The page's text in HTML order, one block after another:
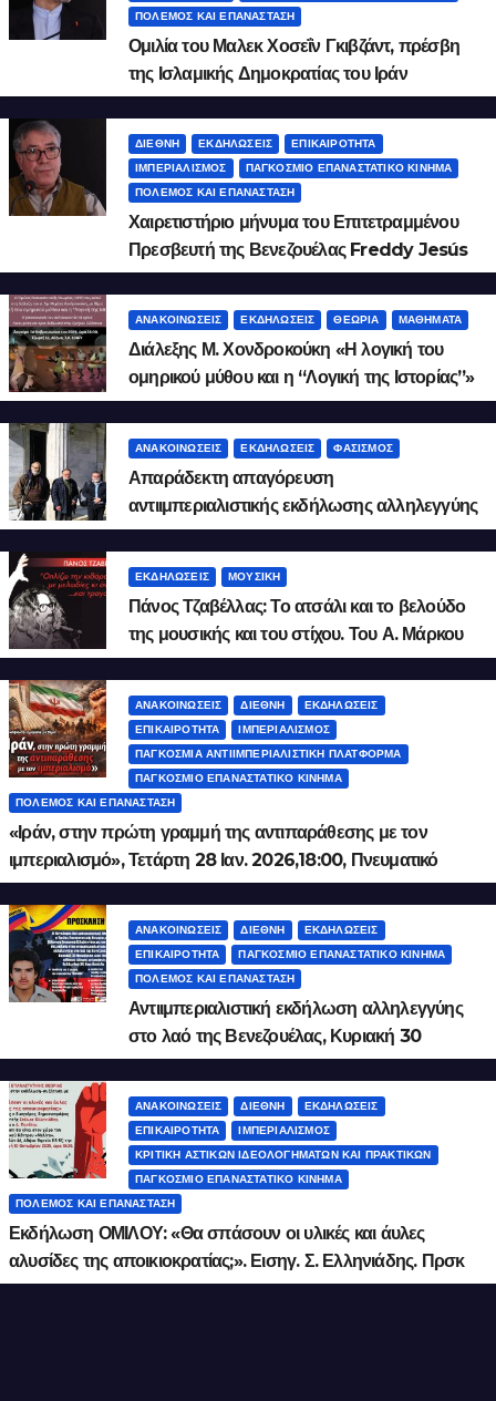
ΠΌΛΕΜΟΣ ΚΑΙ ΕΠΑΝΆΣΤΑΣΗ
Ομιλία του Μαλεκ Χοσεΐν Γκιβζάντ, πρέσβη
της Ισλαμικής Δημοκρατίας του Ιράν
ΔΙΕΘΝΉ ΕΚΔΗΛΏΣΕΙΣ
ΕΠΙΚΑΙΡΌΤΗΤΑ
ΙΜΠΕΡΙΑΛΙΣΜΌΣ
ΠΑΓΚΌΣΜΙΟ ΕΠΑΝΑΣΤΑΤΙΚΌ ΚΊΝΗΜΑ
ΠΌΛΕΜΟΣ ΚΑΙ ΕΠΑΝΆΣΤΑΣΗ
Χαιρετιστήριο μήνυμα του Επιτετραμμένου
Πρεσβευτή της Βενεζουέλας Freddy Jesús
Fernández Torres
ΑΝΑΚΟΙΝΏΣΕΙΣ ΕΚΔΗΛΏΣΕΙΣ ΘΕΩΡΊΑ ΜΑΘΉΜΑΤΑ
Διάλεξης Μ. Χονδροκούκη «Η λογική του
ομηρικού μύθου και η “Λογική της Ιστορίας”»
2026.2.9
ΑΝΑΚΟΙΝΏΣΕΙΣ ΕΚΔΗΛΏΣΕΙΣ ΦΑΣΙΣΜΌΣ
Απαράδεκτη απαγόρευση
αντιιμπεριαλιστικής εκδήλωσης αλληλεγγύης
στο Ιράν!
ΕΚΔΗΛΏΣΕΙΣ ΜΟΥΣΙΚΉ
Πάνος Τζαβέλλας: Το ατσάλι και το βελούδο
της μουσικής και του στίχου. Του Α. Μάρκου
ΑΝΑΚΟΙΝΏΣΕΙΣ ΔΙΕΘΝΉ
ΕΚΔΗΛΏΣΕΙΣ
ΕΠΙΚΑΙΡΌΤΗΤΑ
ΙΜΠΕΡΙΑΛΙΣΜΌΣ
ΠΑΓΚΌΣΜΙΑ ΑΝΤΙΙΜΠΕΡΙΑΛΙΣΤΙΚΉ ΠΛΑΤΦΌΡΜΑ
ΠΑΓΚΌΣΜΙΟ ΕΠΑΝΑΣΤΑΤΙΚΌ ΚΊΝΗΜΑ
ΠΌΛΕΜΟΣ ΚΑΙ ΕΠΑΝΆΣΤΑΣΗ
«Ιράν, στην πρώτη γραμμή της αντιπαράθεσης με τον
ιμπεριαλισμό», Τετάρτη 28 Ιαν. 2026,18:00, Πνευματικό
Κέντρο Δήμου Αθηναίων, Ακαδημίας 50
ΑΝΑΚΟΙΝΏΣΕΙΣ ΔΙΕΘΝΉ
ΕΚΔΗΛΏΣΕΙΣ
ΕΠΙΚΑΙΡΌΤΗΤΑ
ΠΑΓΚΌΣΜΙΟ ΕΠΑΝΑΣΤΑΤΙΚΌ ΚΊΝΗΜΑ
ΠΌΛΕΜΟΣ ΚΑΙ ΕΠΑΝΆΣΤΑΣΗ
Αντιιμπεριαλιστική εκδήλωση αλληλεγγύης
στο λαό της Βενεζουέλας, Κυριακή 30
Νοεμβρίου, ώρα 18:00, «Λόφος art project»
ΑΝΑΚΟΙΝΏΣΕΙΣ ΔΙΕΘΝΉ
ΕΚΔΗΛΏΣΕΙΣ
ΕΠΙΚΑΙΡΌΤΗΤΑ
ΙΜΠΕΡΙΑΛΙΣΜΌΣ
ΚΡΙΤΙΚΉ ΑΣΤΙΚΏΝ ΙΔΕΟΛΟΓΗΜΆΤΩΝ ΚΑΙ ΠΡΑΚΤΙΚΏΝ
ΠΑΓΚΌΣΜΙΟ ΕΠΑΝΑΣΤΑΤΙΚΌ ΚΊΝΗΜΑ
ΠΌΛΕΜΟΣ ΚΑΙ ΕΠΑΝΆΣΤΑΣΗ
Εκδήλωση ΟΜΙΛΟΥ: «Θα σπάσουν οι υλικές και άυλες
αλυσίδες της αποικιοκρατίας;». Εισηγ. Σ. Ελληνιάδης. Πρσκ
10 Οκτ. 2025, 18:30.